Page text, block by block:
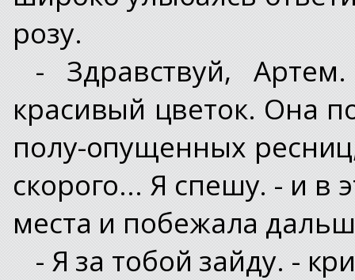
розу.
- Здравствуй,
красивый цветок. Она
полу-опущенных
скорого... Я спешу. - и в
места и побежала
- Я за тобой зайду. -